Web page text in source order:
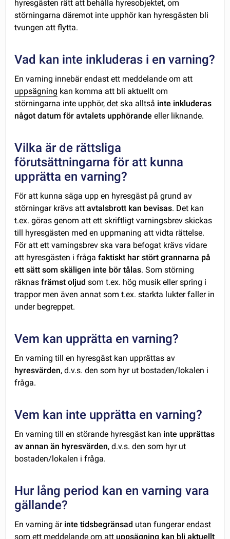
hyresgästen rätt att behålla hyresobjektet, om
störningarna däremot inte upphör kan hyresgästen bli
tvungen att flytta.
Vad kan inte inkluderas i en varning?
En varning innebär endast ett meddelande om att
uppsägning kan komma att bli aktuellt om
störningarna inte upphör, det ska alltså inte inkluderas
något datum för avtalets upphörande eller liknande.
Vilka är de rättsliga
förutsättningarna för att kunna
upprätta en varning?
För att kunna säga upp en hyresgäst på grund av
störningar krävs attavtalsbrott kan bevisas. Det kan
t.ex. göras genom att ett skriftligt varningsbrev skickas
till hyresgästen med en uppmaning att vidta rättelse.
För att ett varningsbrev ska vara befogat krävs vidare
att hyresgästen i frågafaktiskt har stört grannarna på
ett sätt som skäligen inte bör tålas. Som störning
räknasfrämst oljud som t.ex. hög musik eller spring i
trappor men även annat som t.ex. starkta lukter faller in
under begreppet.
Vem kan upprätta en varning?
En varning till en hyresgäst kan upprättas av
hyresvärden, d.v.s. den som hyr ut bostaden/lokalen i
fråga.
Vem kan inte upprätta en varning?
En varning till en störande hyresgäst kan inte upprättas
av annan än hyresvärden, d.v.s. den som hyr ut
bostaden/lokalen i fråga.
Hur lång period kan en varning vara
gällande?
En varning ärinte tidsbegränsad utan fungerar endast
som ett meddelande om att uppsägning kan bli aktuellt